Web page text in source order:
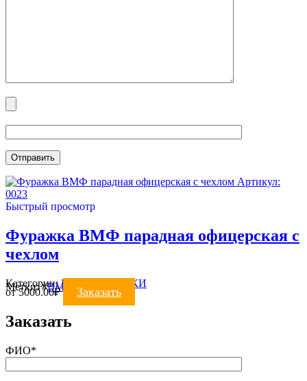
Артикул:
0023
Быстрый просмотр
Фуражка ВМФ парадная офицерская с
чехлом
Категории: ВМФ ФУРАЖКИ
Метки:#ВМФ #фуражка
от5000.00₽ Заказать
Заказать
ФИО*